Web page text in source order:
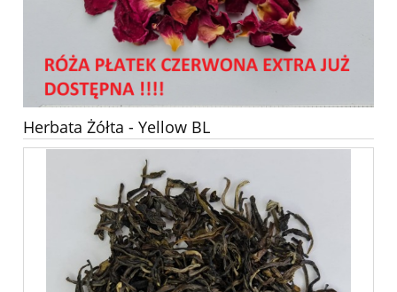
Herbata Żółta - Yellow BL